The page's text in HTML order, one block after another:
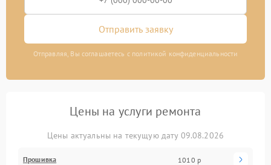
Отправить заявку
Отправляя, Вы соглашаетесь с политикой конфиденциальности
Цены на услуги ремонта
Цены актуальны на текущую дату 09.08.2026
Прошивка 1010 р